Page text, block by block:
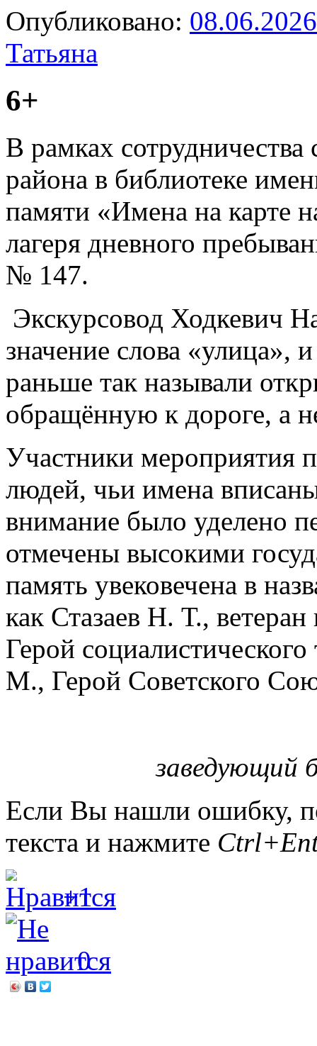
Опубликовано: 08.06.2026
Татьяна
6+
В рамках
района в библиотеке
памяти «Имена на карте
лагеря дневного
№ 147.
Экскурсовод Ходкевич
значение слова «улица»,
раньше так называли
обращённую к дороге, а
Участники мероприятия
людей, чьи имена
внимание было уделено
отмечены высокими
память увековечена в
как Стазаев Н. Т.,
Герой
М., Герой Советского
заведующий
Если Вы нашли ошибку,
текста и нажмите
+1
0